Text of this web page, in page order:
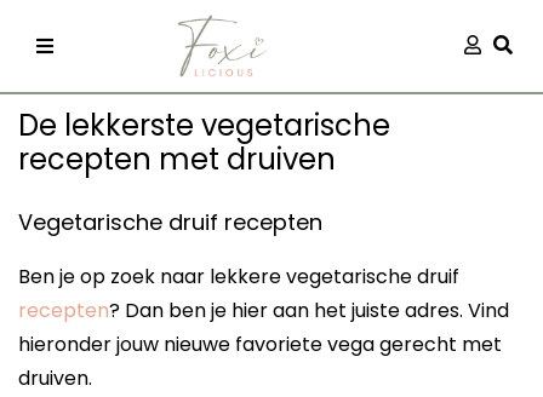
kleding
De lekkerste vegetarische
recepten met druiven
Vegetarische druif recepten
Ben je op zoek naar lekkere vegetarische druif
recepten? Dan ben je hier aan het juiste adres. Vind
hieronder jouw nieuwe favoriete vega gerecht met
druiven.